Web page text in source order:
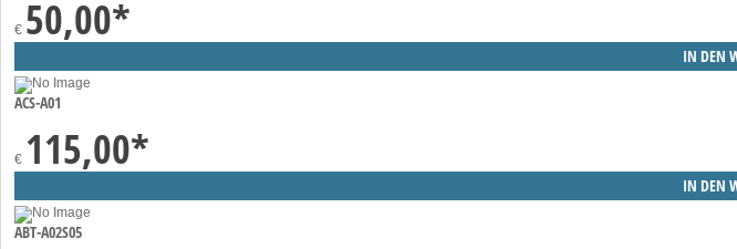
€ 50,00*
ACS-A01
€ 115,00*
ABT-A02S05